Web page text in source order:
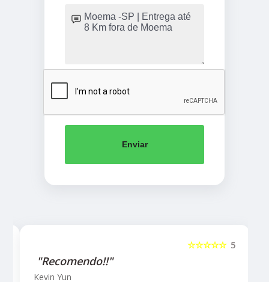
Enviar
5
☆☆☆☆☆
"Recomendo!!"
Kevin Yun